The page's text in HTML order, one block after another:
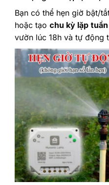
Bạn có thể hẹn giờ bật/
hoặc tạo chu kỳ lặp
vườn lúc 18h và tự động